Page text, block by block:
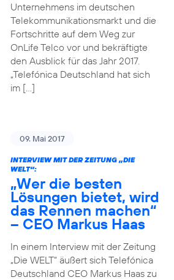
Unternehmens im deutschen
Telekommunikationsmarkt und die
Fortschritte auf dem Weg zur
OnLife Telco vor und bekräftigte
den Ausblick für das Jahr 2017.
„Telefónica Deutschland hat sich
im […]
09. Mai 2017
INTERVIEW MIT DER ZEITUNG „DIE
WELT“:
„Wer die besten
Lösungen bietet, wird
das Rennen machen“
– CEO Markus Haas
In einem Interview mit der Zeitung
„Die WELT“ äußert sich Telefónica
Deutschland CEO Markus Haas zu